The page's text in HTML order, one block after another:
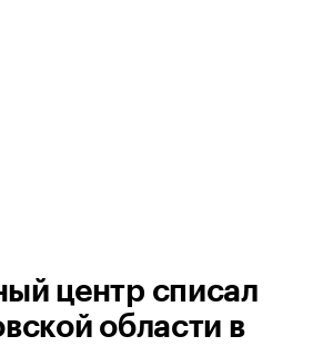
центр списал
области в